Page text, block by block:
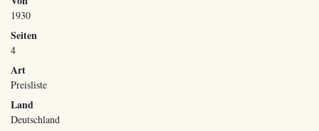
1930
Seiten
4
Art
Preisliste
Land
Deutschland